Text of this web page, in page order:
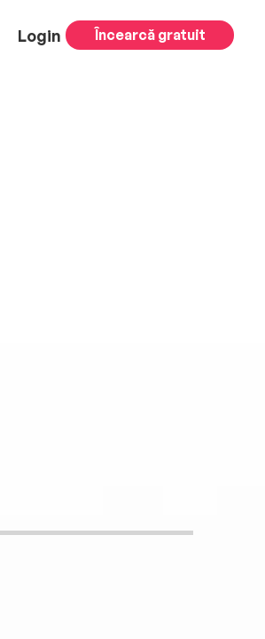
Login Încearcă gratuit